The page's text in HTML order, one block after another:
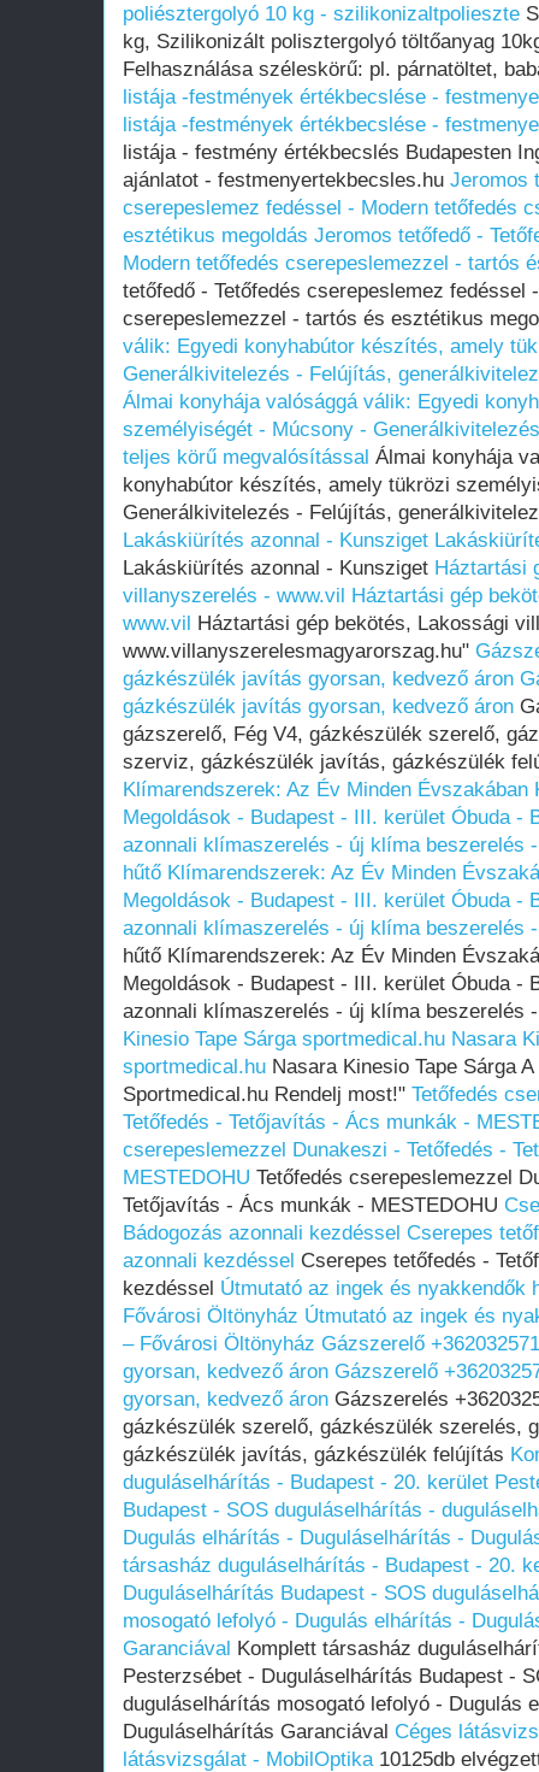
poliésztergolyó 10 kg - szilikonizaltpolieszte
kg, Szilikonizált polisztergolyó töltőanyag
Felhasználása széleskörű: pl. párnatöltet,
listája -festmények értékbecslése -
listája -festmények értékbecslése -
listája - festmény értékbecslés Budapesten
ajánlatot - festmenyertekbecsles.hu Jeromos
cserepeslemez fedéssel - Modern tetőfedés
esztétikus megoldás Jeromos tetőfedő -
Modern tetőfedés cserepeslemezzel - tartós
tetőfedő - Tetőfedés cserepeslemez fedéssel
cserepeslemezzel - tartós és esztétikus
válik: Egyedi konyhabútor készítés, amely
Generálkivitelezés - Felújítás,
Álmai konyhája valósággá válik: Egyedi
személyiségét - Múcsony -
teljes körű megvalósítással Álmai konyhája
konyhabútor készítés, amely tükrözi
Generálkivitelezés - Felújítás,
Lakáskiürítés azonnal - Kunsziget
Lakáskiürítés azonnal - Kunsziget Háztartási
villanyszerelés - www.vil Háztartási gép
www.vil Háztartási gép bekötés, Lakossági
www.villanyszerelesmagyarorszag.hu"
gázkészülék javítás gyorsan, kedvező áron
gázkészülék javítás gyorsan, kedvező áron
gázszerelő, Fég V4, gázkészülék szerelő,
szerviz, gázkészülék javítás, gázkészülék
Klímarendszerek: Az Év Minden Évszakában
Megoldások - Budapest - III. kerület Óbuda -
azonnali klímaszerelés - új klíma beszerelés
hűtő Klímarendszerek: Az Év Minden
Megoldások - Budapest - III. kerület Óbuda -
azonnali klímaszerelés - új klíma beszerelés
hűtő Klímarendszerek: Az Év Minden
Megoldások - Budapest - III. kerület Óbuda -
azonnali klímaszerelés - új klíma beszerelés
Kinesio Tape Sárga sportmedical.hu Nasara
sportmedical.hu Nasara Kinesio Tape Sárga
Sportmedical.hu Rendelj most!" Tetőfedés
Tetőfedés - Tetőjavítás - Ács munkák -
cserepeslemezzel Dunakeszi - Tetőfedés -
MESTEDOHU Tetőfedés cserepeslemezzel
Tetőjavítás - Ács munkák - MESTEDOHU
Bádogozás azonnali kezdéssel Cserepes
azonnali kezdéssel Cserepes tetőfedés -
kezdéssel Útmutató az ingek és nyakkendők
Fővárosi Öltönyház Útmutató az ingek és
– Fővárosi Öltönyház Gázszerelő
gyorsan, kedvező áron Gázszerelő
gyorsan, kedvező áron Gázszerelés
gázkészülék szerelő, gázkészülék szerelés,
gázkészülék javítás, gázkészülék felújítás
duguláselhárítás - Budapest - 20. kerület
Budapest - SOS duguláselhárítás -
Dugulás elhárítás - Duguláselhárítás -
társasház duguláselhárítás - Budapest - 20.
Duguláselhárítás Budapest - SOS
mosogató lefolyó - Dugulás elhárítás -
Garanciával Komplett társasház
Pesterzsébet - Duguláselhárítás Budapest -
duguláselhárítás mosogató lefolyó - Dugulás
Duguláselhárítás Garanciával Céges
látásvizsgálat - MobilOptika10125db